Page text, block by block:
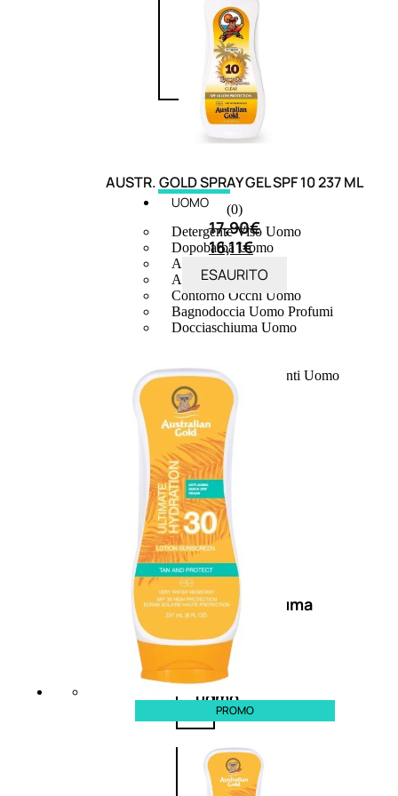
UOMO
Detergente Viso Uomo
Dopobarba Uomo
Antieta Uomo
Anticaduta Uomo
Contorno Occhi Uomo
Bagnodoccia Uomo Profumi
Docciaschiuma Uomo
Confezioni Trattamenti Uomo
Antietà
uomo
Detergente
viso
uomo
Docciaschiuma
uomo
Shampoo
uomo
Dopobarba
AUSTR. GOLD SPRAY GEL SPF 10 237 ML
(0)
17,90€
16,11€
ESAURITO
PROMO